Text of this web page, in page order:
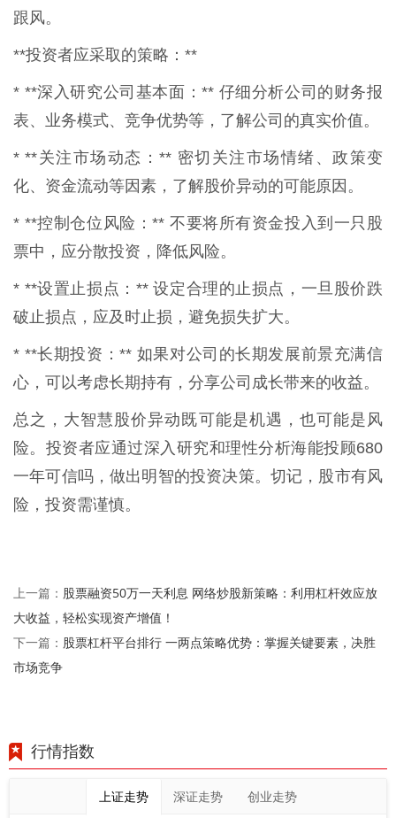
跟风。
**投资者应采取的策略：**
* **深入研究公司基本面：** 仔细分析公司的财务报
表、业务模式、竞争优势等，了解公司的真实价值。
* **关注市场动态：** 密切关注市场情绪、政策变
化、资金流动等因素，了解股价异动的可能原因。
* **控制仓位风险：** 不要将所有资金投入到一只股
票中，应分散投资，降低风险。
* **设置止损点：** 设定合理的止损点，一旦股价跌
破止损点，应及时止损，避免损失扩大。
* **长期投资：** 如果对公司的长期发展前景充满信
心，可以考虑长期持有，分享公司成长带来的收益。
总之，大智慧股价异动既可能是机遇，也可能是风
险。投资者应通过深入研究和理性分析海能投顾680
一年可信吗，做出明智的投资决策。切记，股市有风
险，投资需谨慎。
上一篇： 股票融资50万一天利息 网络炒股新策略：利用杠杆效应放
大收益，轻松实现资产增值！
下一篇： 股票杠杆平台排行 一两点策略优势：掌握关键要素，决胜
市场竞争
行情指数
上证走势 深证走势 创业走势